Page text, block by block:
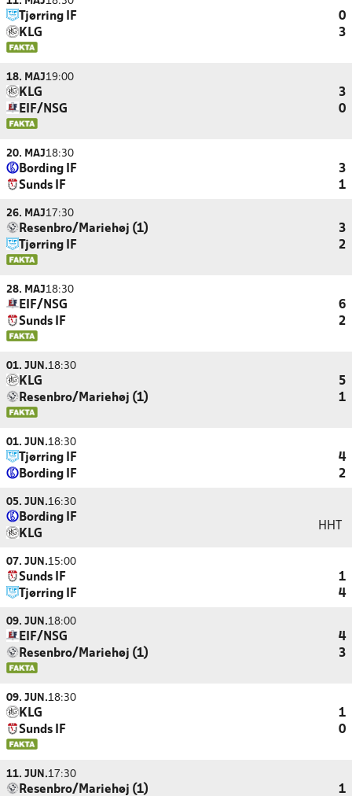
Tjørring IF
0
KLG
3
18. MAJ19:00
KLG
3
EIF/NSG
0
20. MAJ18:30
Bording IF
3
Sunds IF
1
26. MAJ17:30
Resenbro/Mariehøj (1)
3
Tjørring IF
2
28. MAJ18:30
EIF/NSG
6
Sunds IF
2
01. JUN.18:30
KLG
5
Resenbro/Mariehøj (1)
1
01. JUN.18:30
Tjørring IF
4
Bording IF
2
05. JUN.16:30
Bording IF
KLG
HHT
07. JUN.15:00
Sunds IF
1
Tjørring IF
4
09. JUN.18:00
EIF/NSG
4
Resenbro/Mariehøj (1)
3
09. JUN.18:30
KLG
1
Sunds IF
0
11. JUN.17:30
Resenbro/Mariehøj (1)
1